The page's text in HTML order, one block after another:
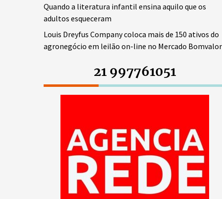
Quando a literatura infantil ensina aquilo que os
adultos esqueceram
Louis Dreyfus Company coloca mais de 150 ativos do
agronegócio em leilão on-line no Mercado Bomvalor
21 997761051